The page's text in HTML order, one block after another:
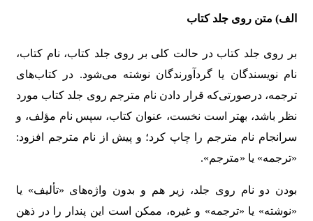
الف) متن روی جلد کتاب
بر روی جلد کتاب در حالت کلی بر روی جلد کتاب، نام کتاب،
نام نویسندگان یا گردآورندگان نوشته می‌شود. در کتاب‌های
ترجمه، درصورتی‌که قرار دادن نام مترجم روی جلد کتاب مورد
نظر باشد، بهتر است نخست، عنوان کتاب، سپس نام مؤلف، و
سرانجام نام مترجم را چاپ کرد؛ و پیش از نام مترجم افزود:
«ترجمه» یا «مترجم».
بودن دو نام روی جلد، زیر هم و بدون واژه‌های «تألیف» یا
«نوشته» یا «ترجمه» و غیره، ممکن است این پندار را در ذهن